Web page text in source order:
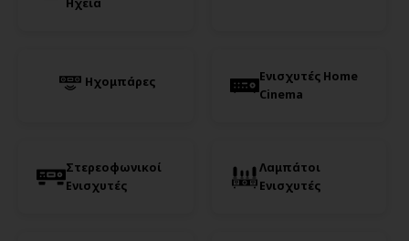
Ηχεία
Ηχομπάρες
Ενισχυτές Home
Cinema
Στερεοφωνικοί
Ενισχυτές
Λαμπάτοι
Ενισχυτές